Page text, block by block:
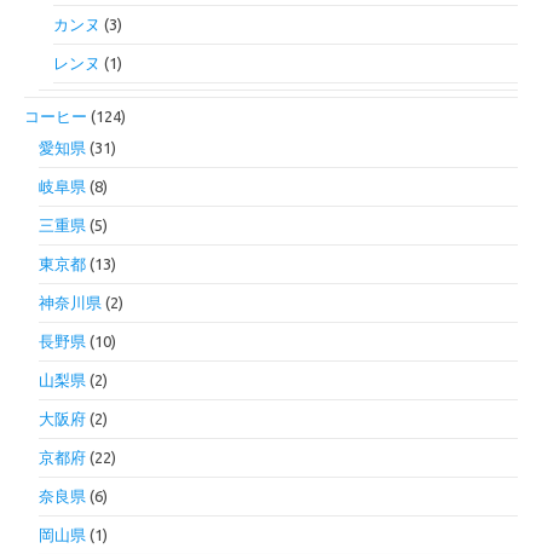
カンヌ (3)
レンヌ (1)
コーヒー (124)
愛知県 (31)
岐阜県 (8)
三重県 (5)
東京都 (13)
神奈川県 (2)
長野県 (10)
山梨県 (2)
大阪府 (2)
京都府 (22)
奈良県 (6)
岡山県 (1)